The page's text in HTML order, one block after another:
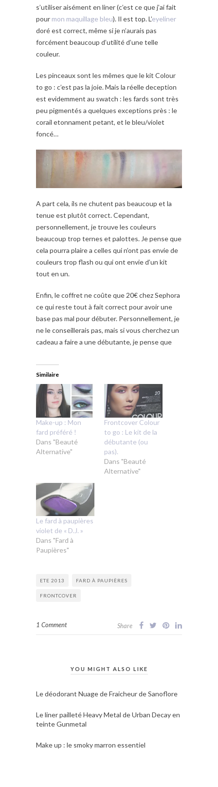
s’utiliser aisément en liner (c’est ce que j’ai fait
pour mon maquillage bleu). Il est top. L’eyeliner
doré est correct, même si je n’aurais pas
forcément beaucoup d’utilité d’une telle
couleur.
Les pinceaux sont les mêmes que le kit Colour
to go : c’est pas la joie. Mais la réelle deception
est evidemment au swatch : les fards sont très
peu pigmentés a quelques exceptions près : le
corail etonnament petant, et le bleu/violet
foncé…
A part cela, ils ne chutent pas beaucoup et la
tenue est plutôt correct. Cependant,
personnellement, je trouve les couleurs
beaucoup trop ternes et palottes. Je pense que
cela pourra plaire a celles qui n’ont pas envie de
couleurs trop flash ou qui ont envie d’un kit
tout en un.
Enfin, le coffret ne coûte que 20€ chez Sephora
ce qui reste tout à fait correct pour avoir une
base pas mal pour débuter. Personnellement, je
ne le conseillerais pas, mais si vous cherchez un
cadeau a faire a une débutante, je pense que
Similaire
Make-up : Mon
fard préféré !
Dans "Beauté
Alternative"
Frontcover Colour
to go : Le kit de la
débutante (ou
pas).
Dans "Beauté
Alternative"
Le fard à paupières
violet de « D.J. »
Dans "Fard à
Paupières"
ETE 2013 FARD À PAUPIÈRES
FRONTCOVER
1 Comment Share
YOU MIGHT ALSO LIKE
Le déodorant Nuage de Fraicheur de Sanoflore
Le liner pailleté Heavy Metal de Urban Decay en
teinte Gunmetal
Make up : le smoky marron essentiel